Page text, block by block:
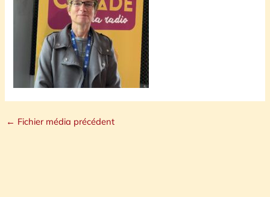
← Fichier média précédent